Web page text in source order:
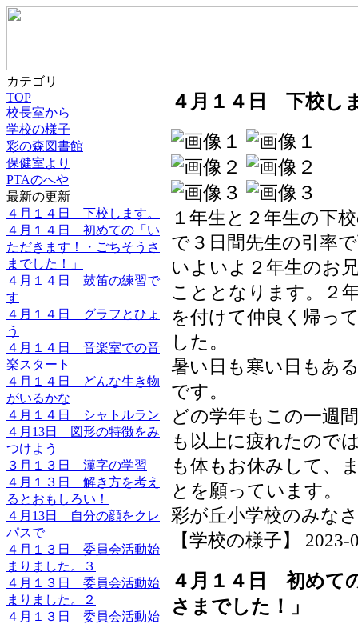
カテゴリ
TOP
校長室から
学校の様子
彩の森図書館
保健室より
PTAのへや
最新の更新
４月１４日 下校します。
４月１４日 初めての「い
ただきます！・ごちそうさ
までした！」
４月１４日 鼓笛の練習で
す
４月１４日 グラフとひょ
う
４月１４日 音楽室での音
楽スタート
４月１４日 どんな生き物
がいるかな
４月１４日 シャトルラン
４月13日 図形の特徴をみ
つけよう
３月１３日 漢字の学習
４月１３日 解き方を考え
るとおもしろい！
４月13日 自分の顔をクレ
パスで
４月１３日 委員会活動始
まりました。３
４月１３日 委員会活動始
まりました。２
４月１３日 委員会活動始
４月１４日 下校し
１年生と２年生の下
で３日間先生の引率
いよいよ２年生のお
こととなります。２
を付けて仲良く帰っ
した。
暑い日も寒い日もあ
です。
どの学年もこの一週
も以上に疲れたので
も体もお休みして、
とを願っています。
彩が丘小学校のみな
【学校の様子】 2023-
４月１４日 初めて
さまでした！」